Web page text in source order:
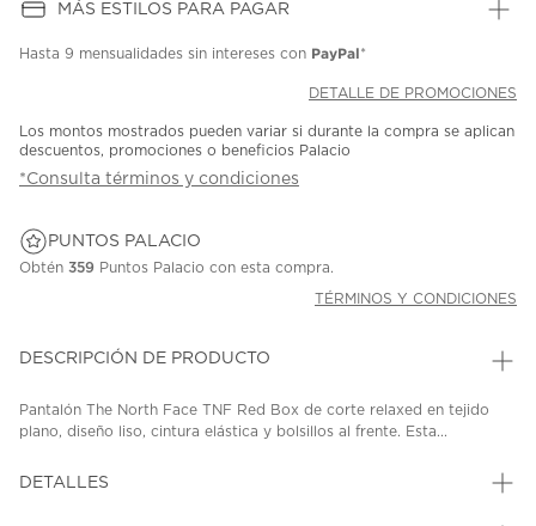
MÁS ESTILOS PARA PAGAR
Hasta 9 mensualidades sin intereses con PayPal*
DETALLE DE PROMOCIONES
Los montos mostrados pueden variar si durante la compra se aplican
descuentos, promociones o beneficios Palacio
*Consulta términos y condiciones
PUNTOS PALACIO
Obtén 359 Puntos Palacio con esta compra.
TÉRMINOS Y CONDICIONES
DESCRIPCIÓN DE PRODUCTO
Pantalón The North Face TNF Red Box de corte relaxed en tejido
plano, diseño liso, cintura elástica y bolsillos al frente. Esta...
DETALLES